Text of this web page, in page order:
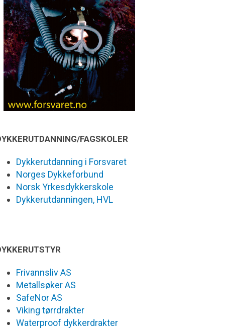
FAGSKOLER
Dykkerutdanning i Forsvaret
Norges Dykkeforbund
Norsk Yrkesdykkerskole
Dykkerutdanningen, HVL
Frivannsliv AS
Metallsøker AS
SafeNor AS
Viking tørrdrakter
Waterproof dykkerdrakter